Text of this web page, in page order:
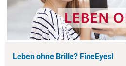
Leben ohne Brille? FineEyes!